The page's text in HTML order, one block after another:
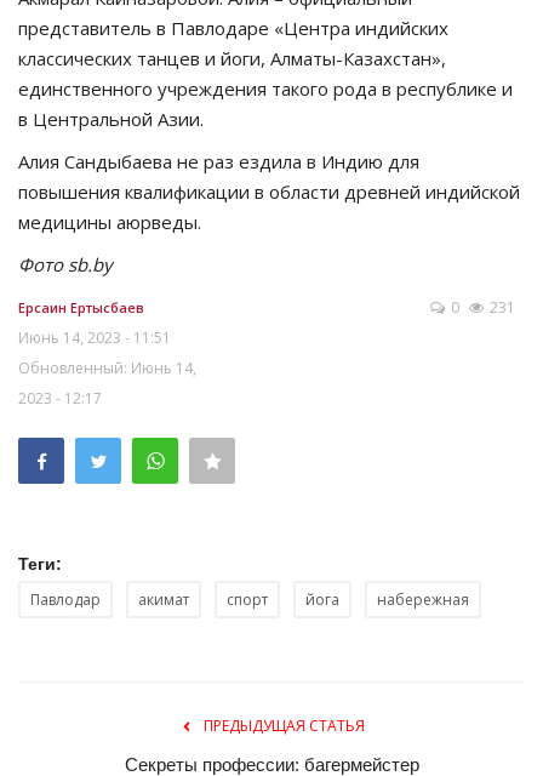
OFFICIAL
Курултай
Язык
Русский
представитель в Павлодаре «Центра индийских
классических танцев и йоги, Алматы-Казахстан»,
единственного учреждения такого рода в республике и
в Центральной Азии.
Алия Сандыбаева не раз ездила в Индию для
повышения квалификации в области древней индийской
медицины аюрведы.
Фото sb.by
Ерсаин Ертысбаев
Июнь 14, 2023 - 11:51
Обновленный: Июнь 14,
2023 - 12:17
0 231
Теги:
Павлодар акимат спорт йога набережная
ПРЕДЫДУЩАЯ СТАТЬЯ
Секреты профессии: багермейстер